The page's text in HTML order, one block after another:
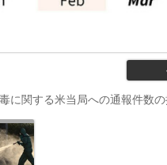
に関する米当局への通報件数